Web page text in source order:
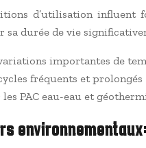
d’utilisation influent
sa durée de vie
importantes de
fréquents et
les PAC eau-eau et